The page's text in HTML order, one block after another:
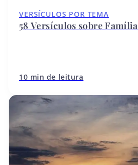
VERSÍCULOS POR TEMA
58 Versículos sobre Família
10 min de leitura